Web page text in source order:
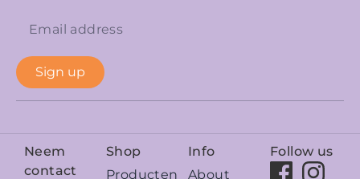
Sign up
Neem
contact
Shop
Producten
Info
About
Follow us